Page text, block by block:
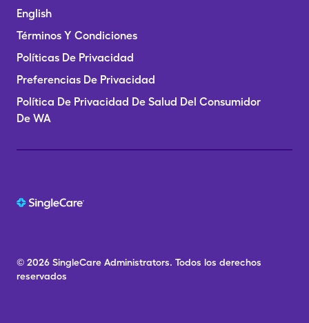
English
Términos Y Condiciones
Políticas De Privacidad
Preferencias De Privacidad
Política De Privacidad De Salud Del Consumidor
De WA
© 2026 SingleCare Administrators. Todos los derechos
reservados